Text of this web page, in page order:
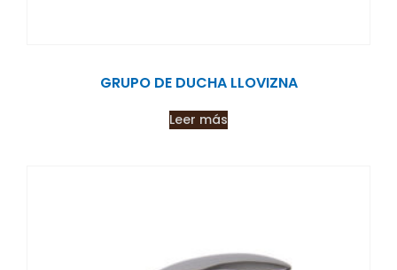
GRUPO DE DUCHA LLOVIZNA
Leer más